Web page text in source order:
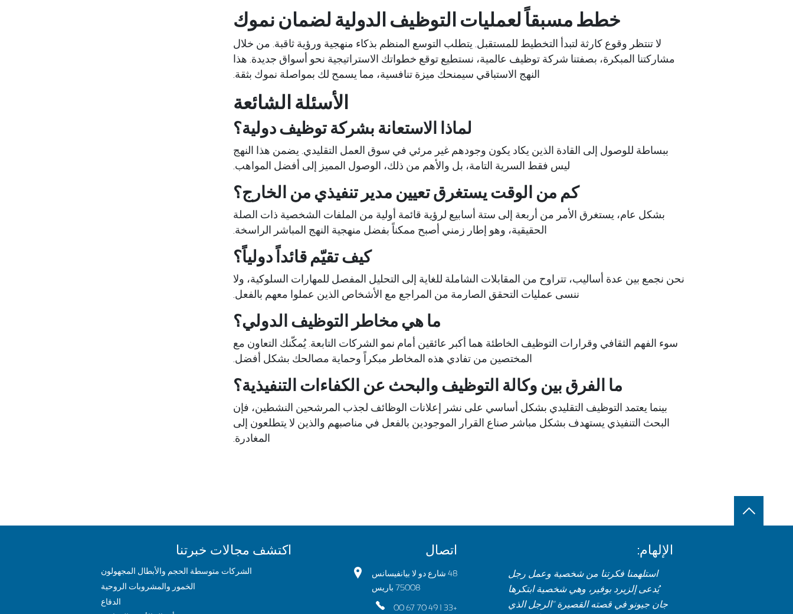
خطط مسبقاً لعمليات التوظيف الدولية لضمان نموك
لا تنتظر وقوع كارثة لتبدأ التخطيط للمستقبل. يتطلب التوسع المنظم بذكاء منهجية ورؤية ثاقبة. من خلال
مشاركتنا المبكرة، بصفتنا شركة توظيف عالمية، نستطيع توقع خطواتك الاستراتيجية نحو أسواق جديدة. هذا
النهج الاستباقي سيمنحك ميزة تنافسية، مما يسمح لك بمواصلة نموك بثقة.
الأسئلة الشائعة
لماذا الاستعانة بشركة توظيف دولية؟
ببساطة للوصول إلى القادة الذين يكاد يكون وجودهم غير مرئي في سوق العمل التقليدي. يضمن هذا النهج
ليس فقط السرية التامة، بل والأهم من ذلك، الوصول المميز إلى أفضل المواهب.
كم من الوقت يستغرق تعيين مدير تنفيذي من الخارج؟
بشكل عام، يستغرق الأمر من أربعة إلى ستة أسابيع لرؤية قائمة أولية من الملفات الشخصية ذات الصلة
الحقيقية، وهو إطار زمني أصبح ممكناً بفضل منهجية النهج المباشر الراسخة.
كيف تقيّم قائداً دولياً؟
نحن نجمع بين عدة أساليب، تتراوح من المقابلات الشاملة للغاية إلى التحليل المفصل للمهارات السلوكية، ولا
ننسى عمليات التحقق الصارمة من المراجع مع الأشخاص الذين عملوا معهم بالفعل.
ما هي مخاطر التوظيف الدولي؟
سوء الفهم الثقافي وقرارات التوظيف الخاطئة هما أكبر عائقين أمام نمو الشركات التابعة. يُمكّنك التعاون مع
المختصين من تفادي هذه المخاطر مبكراً وحماية مصالحك بشكل أفضل.
ما الفرق بين وكالة التوظيف والبحث عن الكفاءات التنفيذية؟
بينما يعتمد التوظيف التقليدي بشكل أساسي على نشر إعلانات الوظائف لجذب المرشحين النشطين، فإن
البحث التنفيذي يستهدف بشكل مباشر صناع القرار الموجودين بالفعل في مناصبهم والذين لا يتطلعون إلى
المغادرة.
الإلهام:
استلهمنا فكرتنا من شخصية وعمل رجل
يُدعى إلزيرد بوفير، وهي شخصية ابتكرها
جان جيونو في قصته القصيرة "الرجل الذي
اتصال
48 شارع دو لا بيانفيسانس
75008 باريس
+33 1 49 70 67 00
اكتشف مجالات خبرتنا
الشركات متوسطة الحجم والأبطال المجهولون
الخمور والمشروبات الروحية
الدفاع